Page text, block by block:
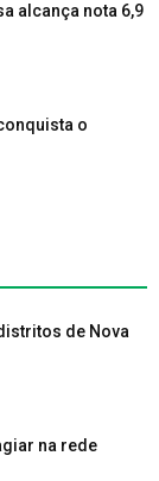
alcança nota 6,9
o
de Nova
na rede